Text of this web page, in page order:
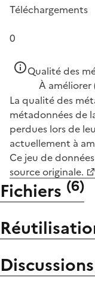
Téléchargements
0
Qualité des
À améliorer
La qualité des
métadonnées de
perdues lors de
actuellement à
Ce jeu de
source originale.
Fichiers (6)
Discussions